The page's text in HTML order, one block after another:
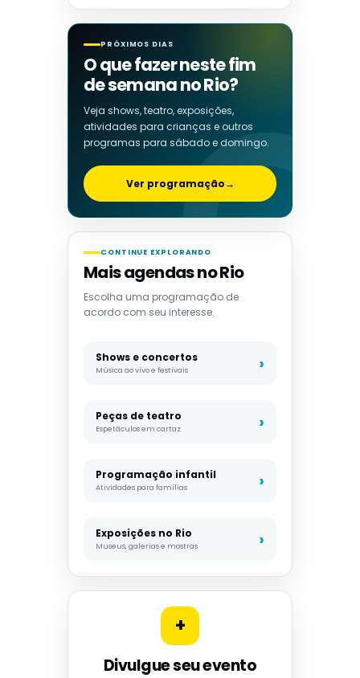
PRÓXIMOS DIAS
O que fazer neste fim
de semana no Rio?
Veja shows, teatro, exposições,
atividades para crianças e outros
programas para sábado e domingo.
Ver programação→
CONTINUE EXPLORANDO
Mais agendas no Rio
Escolha uma programação de
acordo com seu interesse.
Shows e concertos
Música ao vivo e festivais
Peças de teatro
Espetáculos em cartaz
Programação infantil
Atividades para famílias
Exposições no Rio
Museus, galerias e mostras
+
Divulgue seu evento